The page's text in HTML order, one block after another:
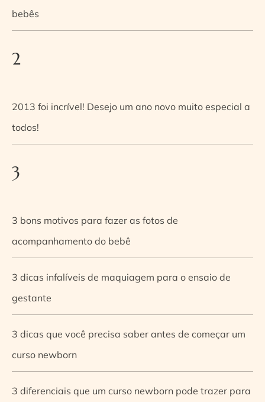
bebês
2
2013 foi incrível! Desejo um ano novo muito especial a
todos!
3
3 bons motivos para fazer as fotos de
acompanhamento do bebê
3 dicas infalíveis de maquiagem para o ensaio de
gestante
3 dicas que você precisa saber antes de começar um
curso newborn
3 diferenciais que um curso newborn pode trazer para